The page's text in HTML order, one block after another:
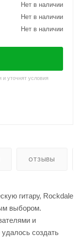
Нет в наличии
Нет в наличии
Нет в наличии
уточнят условия
ОТЗЫВЫ
гитару, Rockdale
выбором.
и
создать